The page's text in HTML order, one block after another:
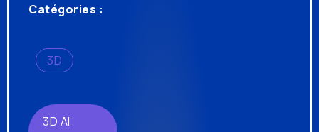
Catégories :
3D
3D AI